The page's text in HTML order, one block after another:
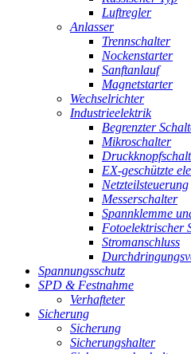
Luftregler
Anlasser
Trennschalter
Nockenstarter
Sanftanlauf
Magnetstarter
Wechselrichter
Industrieelektrik
Begrenzter
Mikroschalter
EX-geschützte
Netzteilsteuerung
Messerschalter
Spannklemme
Fotoelektrischer
Stromanschluss
Spannungsschutz
SPD & Festnahme
Verhafteter
Sicherung
Sicherung
Sicherungshalter